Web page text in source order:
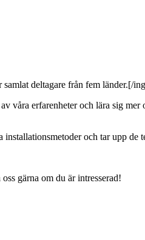
deltagare från fem länder.[/
våra erfarenheter och lära sig
och tar upp de
gärna om du är intresserad!